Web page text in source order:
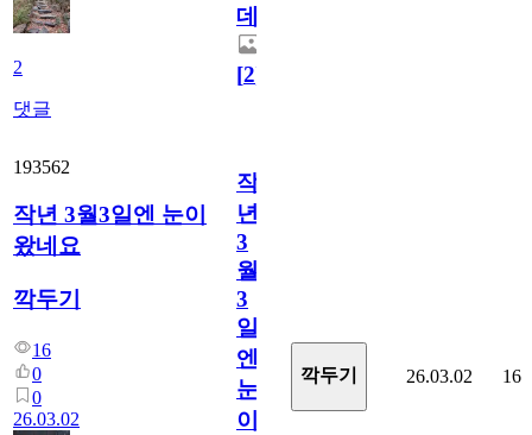
2
댓글
데...
[2]
193562
작년 3월3일엔 눈이
왔네요
깍두기
16
0
0
26.03.02
작
년
3
월
3
일
엔
눈
이
깍두기 26.03.02 16